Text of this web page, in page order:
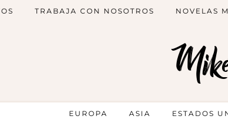
TRABAJA CON NOSOTROS NOVELAS
EUROPA ASIA ESTADOS